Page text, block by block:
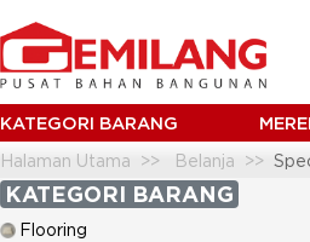
KATEGORI BARANG
Halaman Utama Belanja
KATEGORI BARANG
Flooring